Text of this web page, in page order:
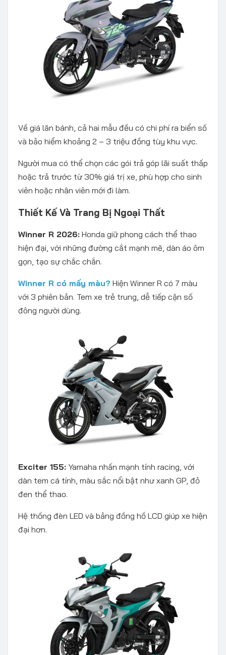
Về giá lăn bánh, cả hai mẫu đều có chi phí ra biển số
và bảo hiểm khoảng 2 – 3 triệu đồng tùy khu vực.
Người mua có thể chọn các gói trả góp lãi suất thấp
hoặc trả trước từ 30% giá trị xe, phù hợp cho sinh
viên hoặc nhân viên mới đi làm.
Thiết Kế Và Trang Bị Ngoại Thất
Winner R 2026: Honda giữ phong cách thể thao
hiện đại, với những đường cắt mạnh mẽ, dàn áo ôm
gọn, tạo sự chắc chắn.
Winner R có mấy màu? Hiện Winner R có 7 màu
với 3 phiên bản. Tem xe trẻ trung, dễ tiếp cận số
đông người dùng.
Exciter 155: Yamaha nhấn mạnh tính racing, với
dàn tem cá tính, màu sắc nổi bật như xanh GP, đỏ
đen thể thao.
Hệ thống đèn LED và bảng đồng hồ LCD giúp xe hiện
đại hơn.